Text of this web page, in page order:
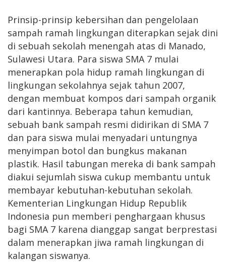
Prinsip-prinsip kebersihan dan pengelolaan
sampah ramah lingkungan diterapkan sejak dini
di sebuah sekolah menengah atas di Manado,
Sulawesi Utara. Para siswa SMA 7 mulai
menerapkan pola hidup ramah lingkungan di
lingkungan sekolahnya sejak tahun 2007,
dengan membuat kompos dari sampah organik
dari kantinnya. Beberapa tahun kemudian,
sebuah bank sampah resmi didirikan di SMA 7
dan para siswa mulai menyadari untungnya
menyimpan botol dan bungkus makanan
plastik. Hasil tabungan mereka di bank sampah
diakui sejumlah siswa cukup membantu untuk
membayar kebutuhan-kebutuhan sekolah.
Kementerian Lingkungan Hidup Republik
Indonesia pun memberi penghargaan khusus
bagi SMA 7 karena dianggap sangat berprestasi
dalam menerapkan jiwa ramah lingkungan di
kalangan siswanya.